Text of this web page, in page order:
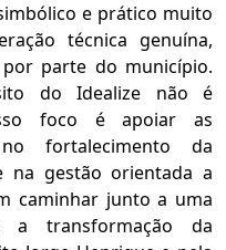
e prático muito
técnica genuína,
parte do município.
do Idealize não é
foco é apoiar as
fortalecimento da
na gestão orientada a
caminhar junto a uma
a transformação da